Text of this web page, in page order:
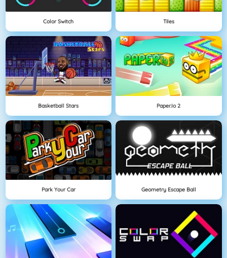
Color Switch Tiles
Basketball Stars Paper.io 2
Park Your Car Geometry Escape Ball